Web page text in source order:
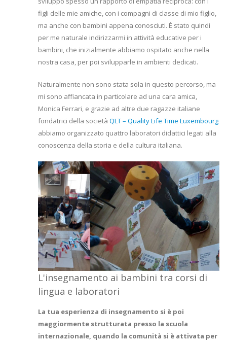
figli delle mie amiche, con i compagni di classe di mio figlio,
ma anche con bambini appena conosciuti. È stato quindi
per me naturale indirizzarmi in attività educative per i
bambini, che inizialmente abbiamo ospitato anche nella
nostra casa, per poi svilupparle in ambienti dedicati.
Naturalmente non sono stata sola in questo percorso, ma
mi sono affiancata in particolare ad una cara amica,
Monica Ferrari, e grazie ad altre due ragazze italiane
fondatrici della società QLT – Quality Life Time Luxembourg
abbiamo organizzato quattro laboratori didattici legati alla
conoscenza della storia e della cultura italiana.
L'insegnamento ai bambini tra corsi di
lingua e laboratori
La tua esperienza di insegnamento si è poi
maggiormente strutturata presso la scuola
internazionale, quando la comunità si è attivata per